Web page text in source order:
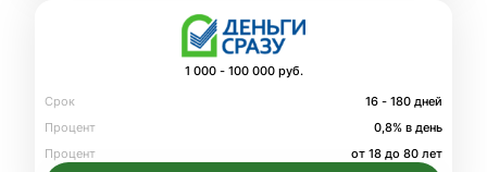
1 000 - 100 000 руб.
Срок
16 - 180 дней
Процент
0,8% в день
Процент
от 18 до 80 лет